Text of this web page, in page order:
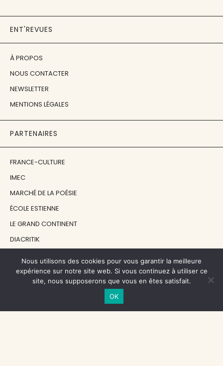
ENT'REVUES
À PROPOS
NOUS CONTACTER
NEWSLETTER
MENTIONS LÉGALES
PARTENAIRES
FRANCE-CULTURE
IMEC
MARCHÉ DE LA POÉSIE
ÉCOLE ESTIENNE
LE GRAND CONTINENT
DIACRITIK
NOS SOUTIENS
CENTRE NATIONAL DU LIVRE
Nous utilisons des cookies pour vous garantir la meilleure
expérience sur notre site web. Si vous continuez à utiliser ce
site, nous supposerons que vous en êtes satisfait.
OK